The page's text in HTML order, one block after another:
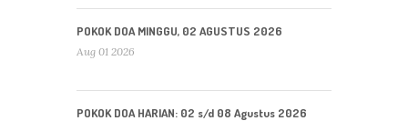
POKOK DOA MINGGU, 02 AGUSTUS 2026
Aug 01 2026
POKOK DOA HARIAN: 02 s/d 08 Agustus 2026